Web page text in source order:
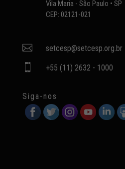
Vila Maria - São Paulo • SP
CEP: 02121-021
 setcesp@setcesp.org.br
 +55 (11) 2632 - 1000
Siga-nos